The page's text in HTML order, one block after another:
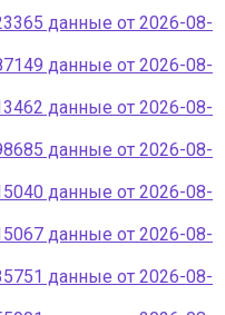
данные от 2026-08-
данные от 2026-08-
данные от 2026-08-
данные от 2026-08-
данные от 2026-08-
данные от 2026-08-
данные от 2026-08-